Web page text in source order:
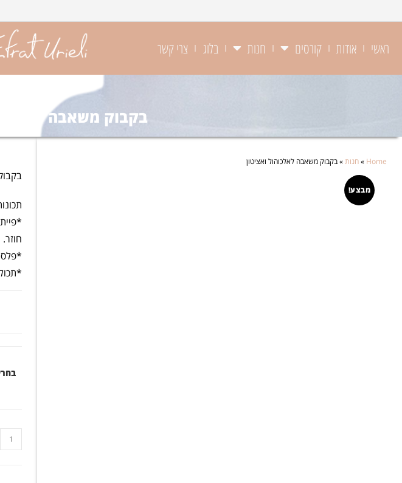
ראשי אודות קורסים חנות בלוג צרי קשר
בקבוק משאבה
Home
»חנות »בקבוק משאבה לאלכוהול ואציטון
מבצע!
חוזר.